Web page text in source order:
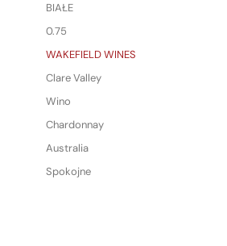
BIAŁE
0.75
WAKEFIELD WINES
Clare Valley
Wino
Chardonnay
Australia
Spokojne